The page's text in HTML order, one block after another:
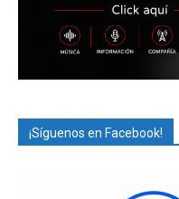
¡Síguenos en Facebook!